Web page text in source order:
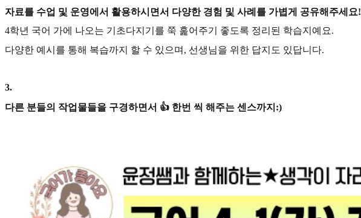
자료를 수업 및 운영에서 활용하시면서 다양한 경험 및 사례를 가볍게 공유해주세요!
4학년 국어 가에 나오는 기초다지기를 쭉 훑어주기 좋도록 정리된 학습지예요.
다양한 예시를 통해 복습까지 할 수 있으며, 선생님을 위한 답지도 있답니다.
3.
다른 분들의 작업물들을 구경하면서 👍 한번 씩 해주는 센스까지:)